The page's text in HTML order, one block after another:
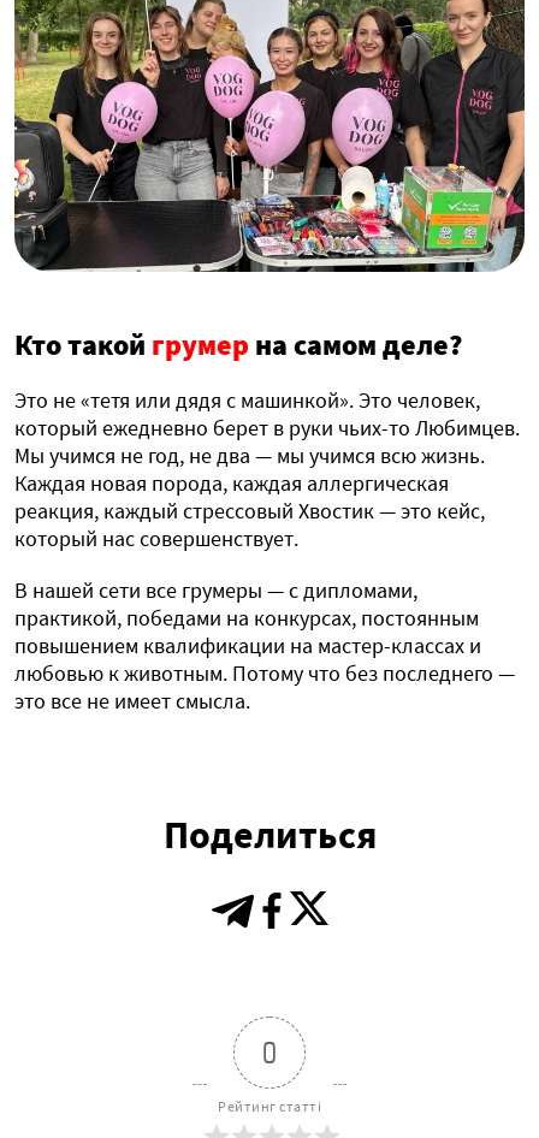
Кто такой грумер на самом деле?
Это не «тетя или дядя с машинкой». Это человек,
который ежедневно берет в руки чьих-то Любимцев.
Мы учимся не год, не два — мы учимся всю жизнь.
Каждая новая порода, каждая аллергическая
реакция, каждый стрессовый Хвостик — это кейс,
который нас совершенствует.
В нашей сети все грумеры — с дипломами,
практикой, победами на конкурсах, постоянным
повышением квалификации на мастер-классах и
любовью к животным. Потому что без последнего —
это все не имеет смысла.
Поделиться
0
Рейтинг статті